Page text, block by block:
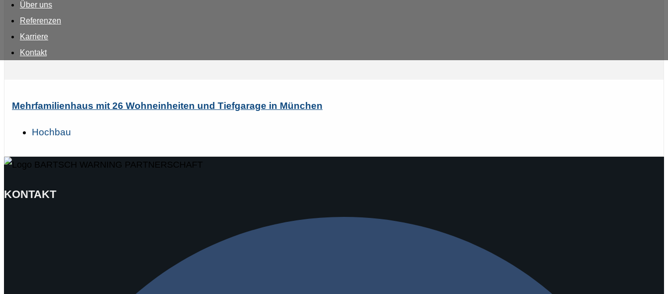
Über uns
Referenzen
Karriere
Kontakt
Mehrfamilienhaus mit 26 Wohneinheiten und Tiefgarage in München
Hochbau
KONTAKT